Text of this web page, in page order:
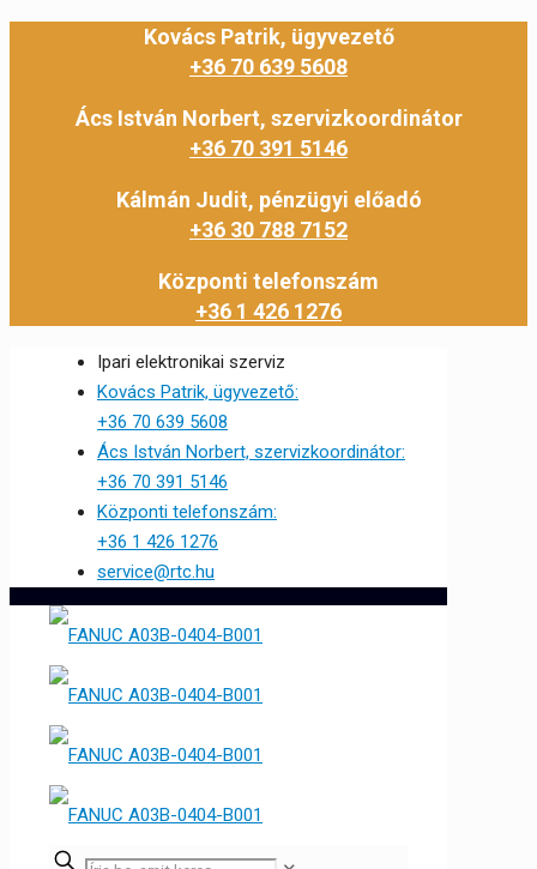
Kovács Patrik, ügyvezető
+36 70 639 5608
Ács István Norbert, szervizkoordinátor
+36 70 391 5146
Kálmán Judit, pénzügyi előadó
+36 30 788 7152
Központi telefonszám
+36 1 426 1276
Ipari elektronikai szerviz
Kovács Patrik, ügyvezető:
+36 70 639 5608
Ács István Norbert, szervizkoordinátor:
+36 70 391 5146
Központi telefonszám:
+36 1 426 1276
service@rtc.hu